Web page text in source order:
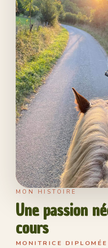
MON HISTOIRE
Une passion
cours
MONITRICE